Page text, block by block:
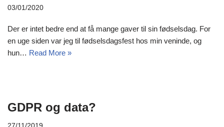
03/01/2020
Der er intet bedre end at få mange gaver til sin fødselsdag. For
en uge siden var jeg til fødselsdagsfest hos min veninde, og
hun… Read More »
GDPR og data?